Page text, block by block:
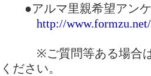
●アルマ里親希望アンケ
http://
※ご質問等ある場合は
ください。